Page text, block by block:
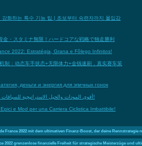
화하는 특수 기능 팁 | 초보부터 숙련자까지 몰입감
金・スタミナ無限！ハードコアな戦略で独走勝利
2022: Estratégia, Grana e Fôlego Infinitos!
制：动态车手状态+无限体力+金钱速刷，真实赛车策
деньги и энергия для эпичных гонок
Tour de France 2022: أقوى المودات والحيل الاستراتيجية للسباقات الملحمية!
e Mod per una Carriera Ciclistica Imbattibile!
France 2022 mit dem ultimativen Finanz-Boost, der deine Rennstrategie
2022 grenzenlose finanzielle Freiheit für strategische Meisterzüge und